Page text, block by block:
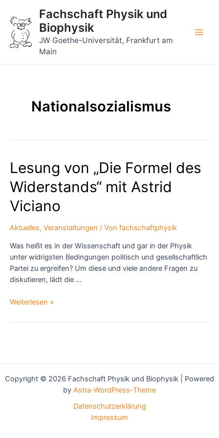
Inhalt
springen
Fachschaft Physik und
Biophysik
JW Goethe-Universität, Frankfurt am
Main
Nationalsozialismus
Lesung von „Die Formel des
Widerstands“ mit Astrid
Viciano
Aktuelles, Veranstaltungen / Von fachschaftphysik
Was heißt es in der Wissenschaft und gar in der Physik
unter widrigsten Bedingungen politisch und gesellschaftlich
Partei zu ergreifen? Um diese und viele andere Fragen zu
diskutieren, lädt die …
Lesung
„Die
Astrid
Weiterlesen »
Copyright © 2026 Fachschaft Physik und Biophysik | Powered
by Astra-WordPress-Theme
Datenschutzerklärung
Impressum